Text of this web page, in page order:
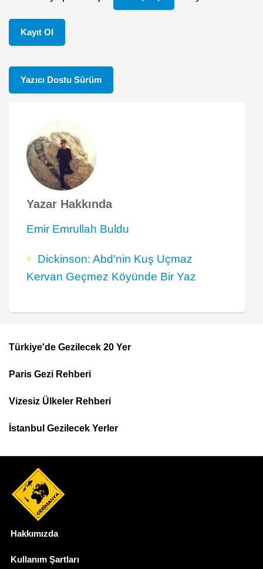
Kayıt Ol
Yazıcı Dostu Sürüm
Yazar Hakkında
Emir Emrullah Buldu
Dickinson: Abd'nin Kuş Uçmaz
Kervan Geçmez Köyünde Bir Yaz
Top
Menu
Türkiye'de Gezilecek 20 Yer
Paris Gezi Rehberi
Vizesiz Ülkeler Rehberi
İstanbul Gezilecek Yerler
Hakkımızda
Kullanım Şartları